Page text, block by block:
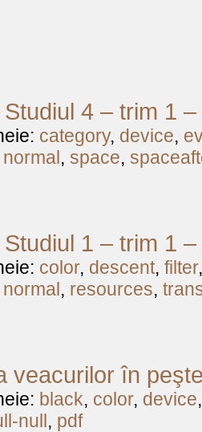
4 – trim 1
category, device,
normal, space,
1 – trim 1
color, descent, filter
normal, resources,
veacurilor în
black, color, device
null, pdf